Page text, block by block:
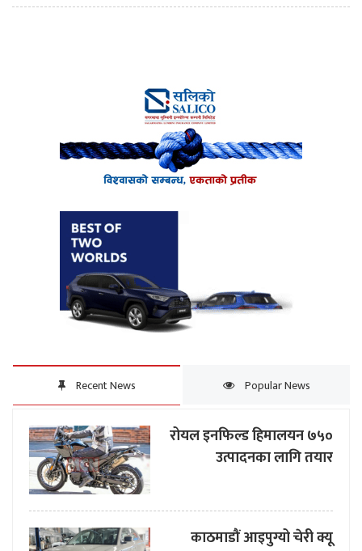
Recent News Popular News
रोयल इनफिल्ड हिमालयन ७५०
उत्पादनका लागि तयार
काठमाडौं आइपुग्यो चेरी क्यू